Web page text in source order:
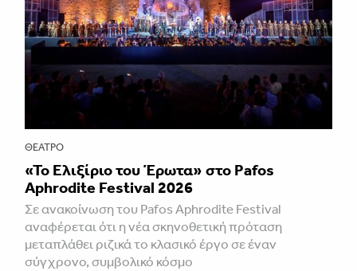
ΘΈΑΤΡΟ
«Το Ελιξίριο του Έρωτα» στο Pafos
Aphrodite Festival 2026
Σε ανακοίνωση του Pafos Aphrodite Festival
αναφέρεται ότι η νέα σκηνοθετική πρόταση
μεταπλάθει ριζικά το κλασικό έργο σε έναν
σύγχρονο, συμβολικό κόσμο